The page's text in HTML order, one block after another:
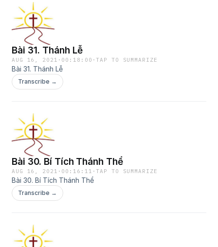
Bài 31. Thánh Lễ
AUG 16, 2021 · 00:18:00 ·TAP TO SUMMARIZE
Bài 31. Thánh Lễ
Transcribe →
Bài 30. Bí Tích Thánh Thể
AUG 16, 2021 · 00:16:11 ·TAP TO SUMMARIZE
Bài 30. Bí Tích Thánh Thể
Transcribe →